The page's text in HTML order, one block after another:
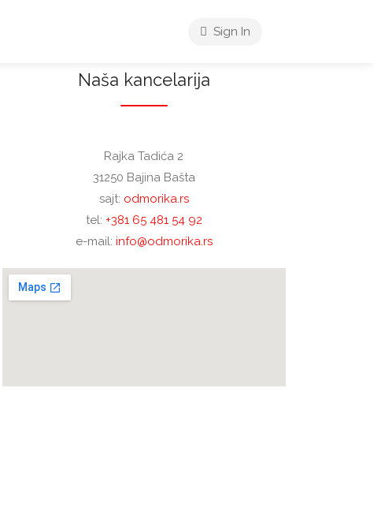
Sign In
Naša kancelarija
Rajka Tadića 2
31250 Bajina Bašta
sajt: odmorika.rs
tel: +381 65 481 54 92
e-mail: info@odmorika.rs